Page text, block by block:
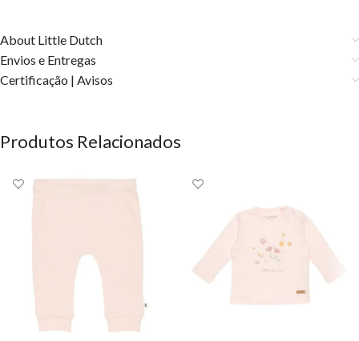
About Little Dutch
Envios e Entregas
Certificação | Avisos
Produtos Relacionados